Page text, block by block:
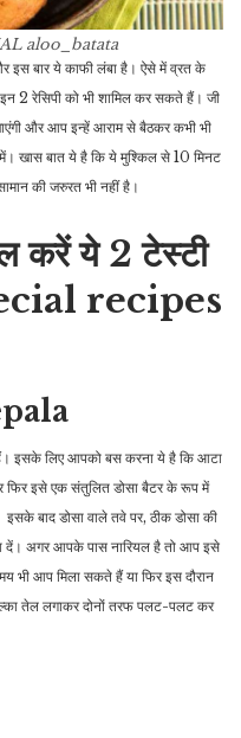
aloo_batata
इस बार ये काफी लंबा है। ऐसे में व्रत के
2 रेसिपी को भी शामिल कर सकते हैं। जी
और आप इन्हें आराम से बैठकर कभी भी
खास बात ये है कि ये मुश्किल से 10 मिनट
की जरुरत भी नहीं है।
करें ये 2 टेस्टी
recipes
इसके लिए आपको बस करना ये है कि आटा
फिर इसे एक संतुलित डोसा बैटर के रूप में
इसके बाद डोसा वाले तवे पर, ठीक डोसा की
अगर आपके पास नारियल है तो आप इसे
भी आप मिला सकते हैं या फिर इस दौरान
तेल लगाकर दोनों तरफ पलट-पलट कर